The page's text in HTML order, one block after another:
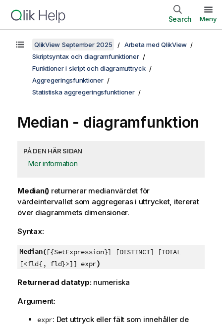
Search Meny
QlikView September 2025
Arbeta med QlikView
Skriptsyntax och diagramfunktioner
Funktioner i skript och diagramuttryck
Aggregeringsfunktioner
Statistiska aggregeringsfunktioner
Median - diagramfunktion
PÅ DEN HÄR SIDAN
Mer information
Median() returnerar medianvärdet för
värdeintervallet som aggregeras i uttrycket, itererat
över diagrammets dimensioner.
Syntax:
Median([{SetExpression}] [DISTINCT] [TOTAL
[<fld{, fld}>]] expr)
Returnerad datatyp: numeriska
Argument:
expr: Det uttryck eller fält som innehåller de